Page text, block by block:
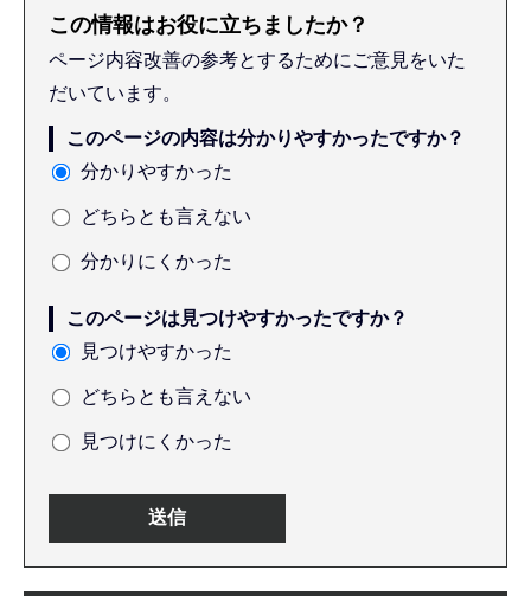
この情報はお役に立ちましたか？
ページ内容改善の参考とするためにご意見をいた
だいています。
このページの内容は分かりやすかったですか？
分かりやすかった
どちらとも言えない
分かりにくかった
このページは見つけやすかったですか？
見つけやすかった
どちらとも言えない
見つけにくかった